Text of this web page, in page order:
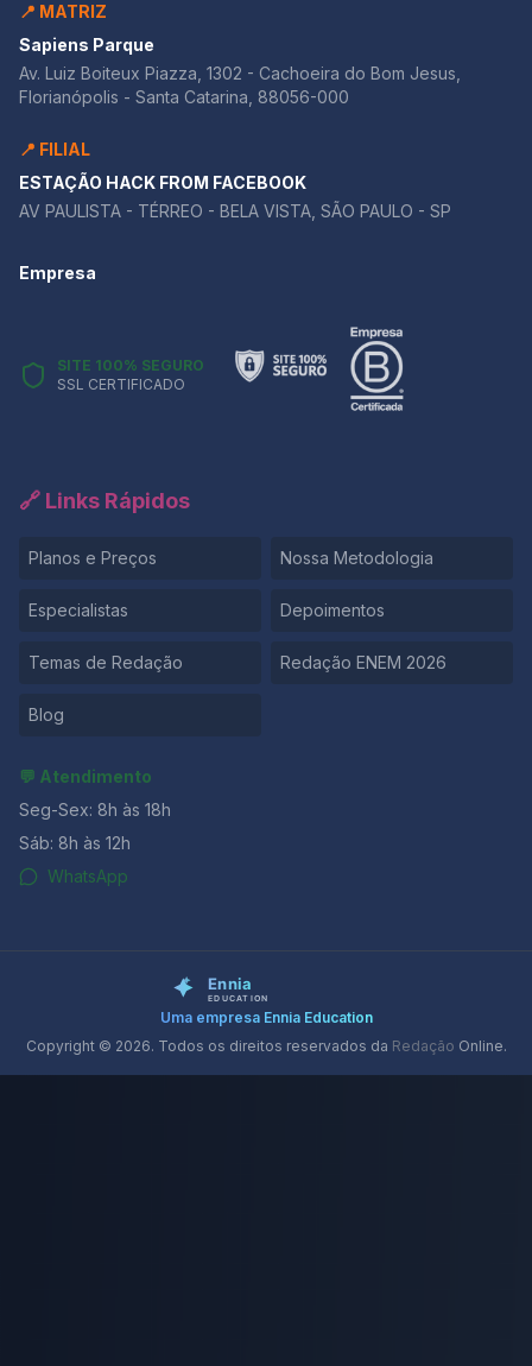
📍 MATRIZ
Sapiens Parque
Av. Luiz Boiteux Piazza, 1302 - Cachoeira do Bom Jesus,
Florianópolis - Santa Catarina, 88056-000
📍 FILIAL
ESTAÇÃO HACK FROM FACEBOOK
AV PAULISTA - TÉRREO - BELA VISTA, SÃO PAULO - SP
Empresa
SITE 100% SEGURO
SSL CERTIFICADO
🔗 Links Rápidos
Planos e Preços Nossa Metodologia
Especialistas Depoimentos
Temas de Redação Redação ENEM 2026
Blog
💬 Atendimento
Seg-Sex: 8h às 18h
Sáb: 8h às 12h
WhatsApp
Uma empresa Ennia Education
Copyright © 2026. Todos os direitos reservados da Redação Online.